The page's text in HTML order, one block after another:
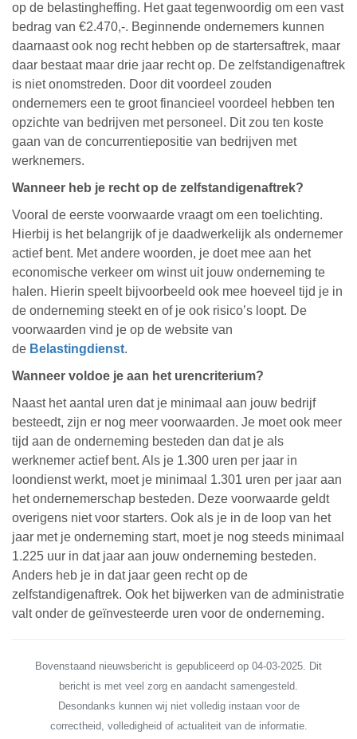
op de belastingheffing. Het gaat tegenwoordig om een vast
bedrag van €2.470,-. Beginnende ondernemers kunnen
daarnaast ook nog recht hebben op de startersaftrek, maar
daar bestaat maar drie jaar recht op. De zelfstandigenaftrek
is niet onomstreden. Door dit voordeel zouden
ondernemers een te groot financieel voordeel hebben ten
opzichte van bedrijven met personeel. Dit zou ten koste
gaan van de concurrentiepositie van bedrijven met
werknemers.
Wanneer heb je recht op de zelfstandigenaftrek?
Vooral de eerste voorwaarde vraagt om een toelichting.
Hierbij is het belangrijk of je daadwerkelijk als ondernemer
actief bent. Met andere woorden, je doet mee aan het
economische verkeer om winst uit jouw onderneming te
halen. Hierin speelt bijvoorbeeld ook mee hoeveel tijd je in
de onderneming steekt en of je ook risico’s loopt. De
voorwaarden vind je op de website van
de Belastingdienst.
Wanneer voldoe je aan het urencriterium?
Naast het aantal uren dat je minimaal aan jouw bedrijf
besteedt, zijn er nog meer voorwaarden. Je moet ook meer
tijd aan de onderneming besteden dan dat je als
werknemer actief bent. Als je 1.300 uren per jaar in
loondienst werkt, moet je minimaal 1.301 uren per jaar aan
het ondernemerschap besteden. Deze voorwaarde geldt
overigens niet voor starters. Ook als je in de loop van het
jaar met je onderneming start, moet je nog steeds minimaal
1.225 uur in dat jaar aan jouw onderneming besteden.
Anders heb je in dat jaar geen recht op de
zelfstandigenaftrek. Ook het bijwerken van de administratie
valt onder de geïnvesteerde uren voor de onderneming.
Bovenstaand nieuwsbericht is gepubliceerd op 04-03-2025. Dit
bericht is met veel zorg en aandacht samengesteld.
Desondanks kunnen wij niet volledig instaan voor de
correctheid, volledigheid of actualiteit van de informatie.